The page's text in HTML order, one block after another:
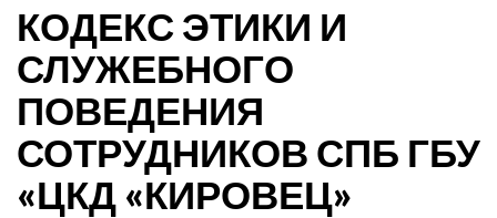
КОДЕКС ЭТИКИ И
СЛУЖЕБНОГО
ПОВЕДЕНИЯ
СОТРУДНИКОВ СПБ ГБУ
«ЦКД «КИРОВЕЦ»